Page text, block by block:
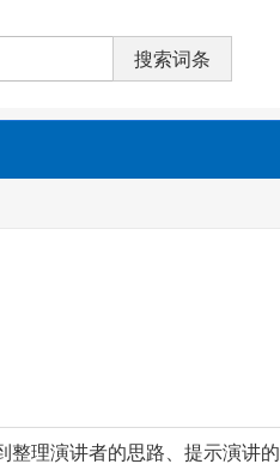
整理演讲者的思路、提示演讲的